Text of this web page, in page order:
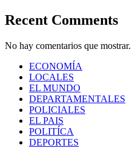
Recent Comments
No hay comentarios que mostrar.
ECONOMÍA
LOCALES
EL MUNDO
DEPARTAMENTALES
POLICIALES
EL PAIS
POLITÍCA
DEPORTES